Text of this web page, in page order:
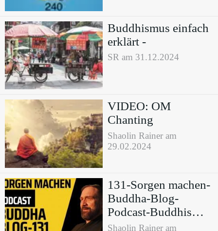
Buddhismus einfach
erklärt -
SR am 31.12.2024
VIDEO: OM
Chanting
Shaolin Rainer am
29.02.2024
131-Sorgen machen-
Buddha-Blog-
Podcast-Buddhismus
im Alltag
Shaolin Rainer am